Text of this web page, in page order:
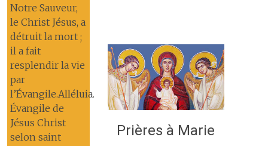
Notre Sauveur,
le Christ Jésus, a
détruit la mort ;
il a fait
resplendir la vie
par
l’Évangile.Alléluia.
Évangile de
Jésus Christ
selon saint
Prières à Marie